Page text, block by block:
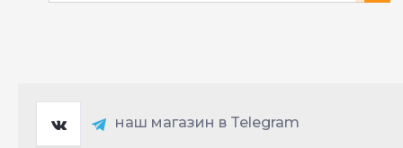
наш магазин в Telegram